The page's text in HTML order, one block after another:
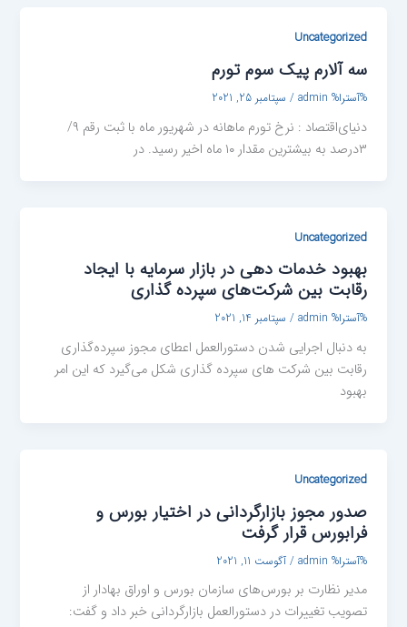
Uncategorized
سه آلا‌رم پیک سوم تورم
%آسترا% admin
/ سپتامبر 25, 2021
دنیای‌اقتصاد : نرخ تورم ماهانه در شهریور ماه با ثبت رقم ۹/
۳درصد به بیشترین مقدار ۱۰ ماه اخیر رسید. در
Uncategorized
بهبود خدمات دهی در بازار سرمایه با ایجاد
رقابت بین شرکت‌های سپرده گذاری
%آسترا% admin
/ سپتامبر 14, 2021
به دنبال اجرایی شدن دستورالعمل اعطای مجوز سپرده‌گذاری
رقابت بین شرکت های سپرده گذاری شکل می‌گیرد که این امر
بهبود
Uncategorized
صدور مجوز بازارگردانی در اختیار بورس و
فرابورس قرار گرفت
%آسترا% admin
/آگوست 11, 2021
مدیر نظارت بر بورس‌های سازمان بورس و اوراق بهادار از
تصویب تغییرات در دستورالعمل بازارگردانی خبر داد و گفت: